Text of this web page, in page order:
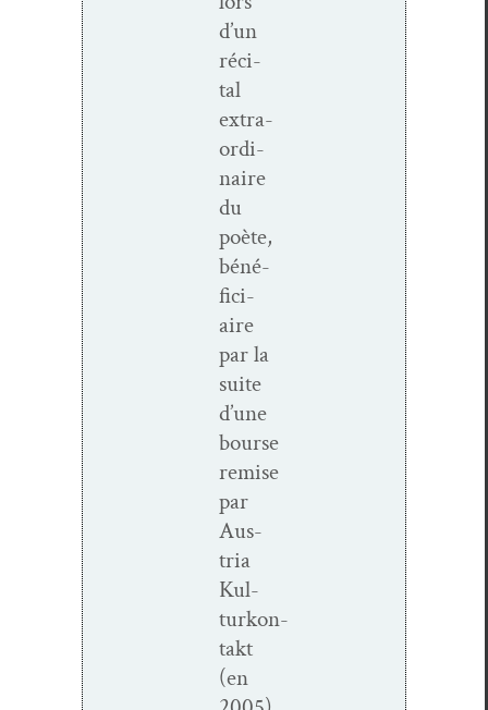
d’un
réc­i­
tal
extra­
or­di­
naire
du
poète,
béné­
fi­ci­
aire
par la
suite
d’une
bourse
remise
par
Aus­
tria
Kul­
turkon­
takt
(en